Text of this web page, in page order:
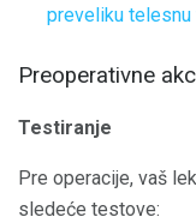
preveliku telesnu
Preoperativne
Testiranje
Pre operacije, vaš
sledeće testove: